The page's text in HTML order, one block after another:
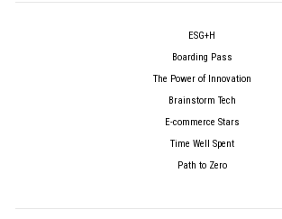
ESG+H
Boarding Pass
The Power of Innovation
Brainstorm Tech
E-commerce Stars
Time Well Spent
Path to Zero